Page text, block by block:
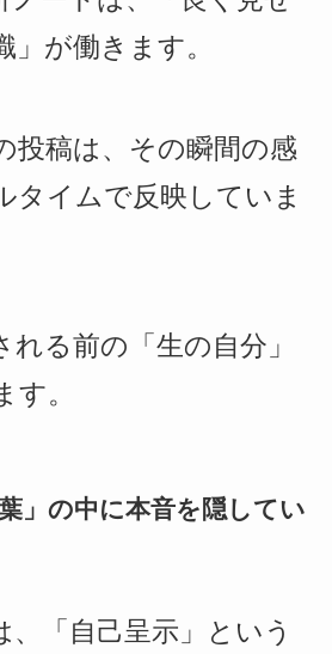
」が働きます。
投稿は、その瞬間の感
タイムで反映していま
る前の「生の自分」
す。
」の中に本音を隠してい
、「自己呈示」という